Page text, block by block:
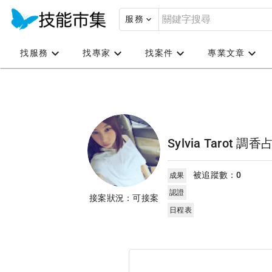
服務
找服務 找專家 找案件 專業文章
接案狀況：可接案
Sylvia Tarot 調香
成果 被追蹤數：0
認證
日程表